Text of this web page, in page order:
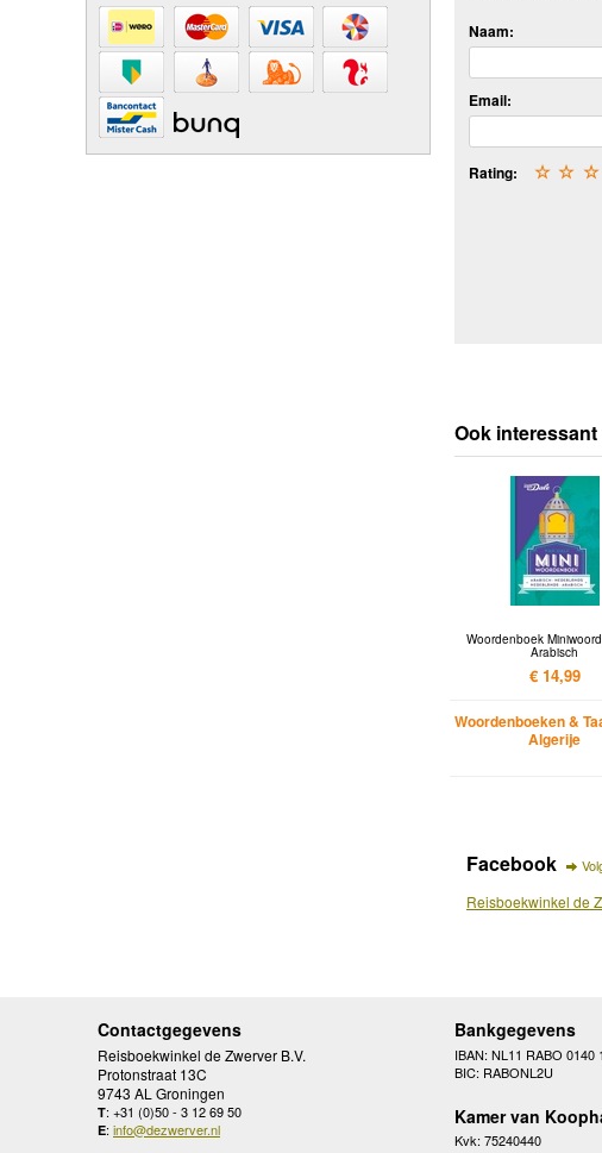
Naam:
Email:
Rating: ☆
☆
☆
Ook
Woordenboek
Arabisch
€ 14,99
Woordenboeken &
Algerije
Facebook
Reisboekwinkel de
Contactgegevens
Reisboekwinkel de Zwerver B.V.
Protonstraat 13C
9743 AL Groningen
T: +31 (0)50 - 3 12 69 50
E: info@dezwerver.nl
Bankgegevens
IBAN: NL11 RABO 0140
BIC: RABONL2U
Kamer van
Kvk: 75240440